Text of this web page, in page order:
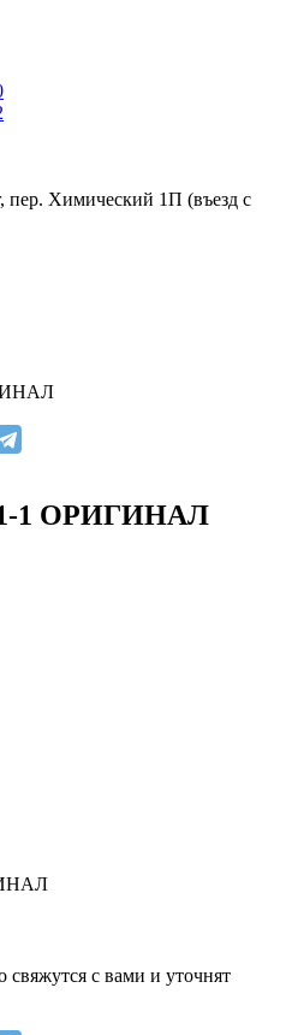
пер. Химический 1П (въезд с
1 ОРИГИНАЛ
с вами и уточнят